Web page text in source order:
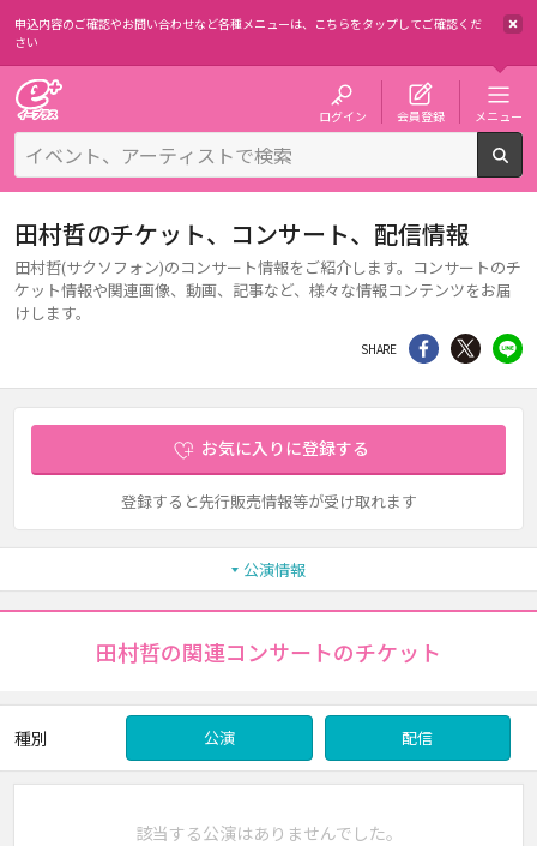
申込内容のご確認やお問い合わせなど各種メニューは、 こちらをタップしてご確認くだ
さい
ログイン 会員登録 メニュー
田村哲のチケット、コンサート、配信情報
田村哲(サクソフォン)のコンサート情報をご紹介します。コンサートのチ
ケット情報や関連画像、動画、記事など、様々な情報コンテンツをお届
けします。
SHARE シェア Twitter
お気に入りに登録する
登録すると先行販売情報等が受け取れます
公演情報
田村哲の関連コンサートのチケット
種別 公演 配信
該当する公演はありませんでした。